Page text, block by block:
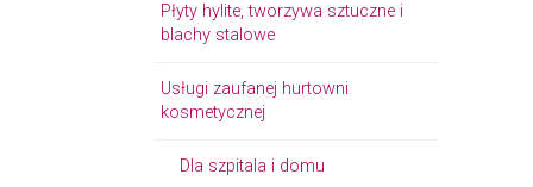
Płyty hylite, tworzywa sztuczne i
blachy stalowe
Usługi zaufanej hurtowni
kosmetycznej
Dla szpitala i domu